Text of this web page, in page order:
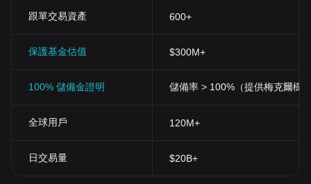
跟單交易資產 600+
保護基金估值 $300M+
100% 儲備金證明 儲備率 > 100%（提供梅克爾樹
全球用戶 120M+
日交易量 $20B+